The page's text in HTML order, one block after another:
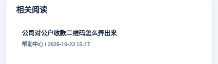
相关阅读
公司对公户收款二维码怎么弄出来
帮助中心 / 2025-10-23 15:17